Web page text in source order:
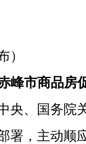
）
峰市商品房
央、国务院
署，主动顺